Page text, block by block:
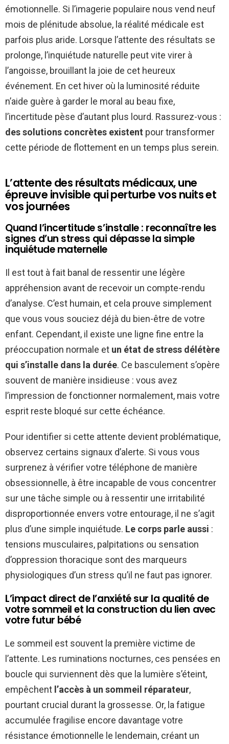
émotionnelle. Si l’imagerie populaire nous vend neuf
mois de plénitude absolue, la réalité médicale est
parfois plus aride. Lorsque l’attente des résultats se
prolonge, l’inquiétude naturelle peut vite virer à
l’angoisse, brouillant la joie de cet heureux
événement. En cet hiver où la luminosité réduite
n’aide guère à garder le moral au beau fixe,
l’incertitude pèse d’autant plus lourd. Rassurez-vous :
des solutions concrètes existent pour transformer
cette période de flottement en un temps plus serein.
L’attente des résultats médicaux, une
épreuve invisible qui perturbe vos nuits et
vos journées
Quand l’incertitude s’installe : reconnaître les
signes d’un stress qui dépasse la simple
inquiétude maternelle
Il est tout à fait banal de ressentir une légère
appréhension avant de recevoir un compte-rendu
d’analyse. C’est humain, et cela prouve simplement
que vous vous souciez déjà du bien-être de votre
enfant. Cependant, il existe une ligne fine entre la
préoccupation normale et un état de stress délétère
qui s’installe dans la durée. Ce basculement s’opère
souvent de manière insidieuse : vous avez
l’impression de fonctionner normalement, mais votre
esprit reste bloqué sur cette échéance.
Pour identifier si cette attente devient problématique,
observez certains signaux d’alerte. Si vous vous
surprenez à vérifier votre téléphone de manière
obsessionnelle, à être incapable de vous concentrer
sur une tâche simple ou à ressentir une irritabilité
disproportionnée envers votre entourage, il ne s’agit
plus d’une simple inquiétude. Le corps parle aussi :
tensions musculaires, palpitations ou sensation
d’oppression thoracique sont des marqueurs
physiologiques d’un stress qu’il ne faut pas ignorer.
L’impact direct de l’anxiété sur la qualité de
votre sommeil et la construction du lien avec
votre futur bébé
Le sommeil est souvent la première victime de
l’attente. Les ruminations nocturnes, ces pensées en
boucle qui surviennent dès que la lumière s’éteint,
empêchent l’accès à un sommeil réparateur,
pourtant crucial durant la grossesse. Or, la fatigue
accumulée fragilise encore davantage votre
résistance émotionnelle le lendemain, créant un